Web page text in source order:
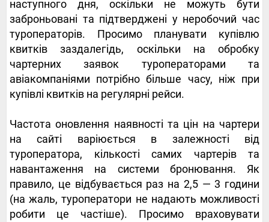
наступного дня, оскільки не можуть бути
заброньовані та підтверджені у неробочий час
туроператорів. Просимо планувати купівлю
квитків заздалегідь, оскільки на обробку
чартерних заявок туроператорами та
авіакомпаніями потрібно більше часу, ніж при
купівлі квитків на регулярні рейси.
Частота оновлення наявності та цін на чартери
на сайті варіюється в залежності від
туроператора, кількості самих чартерів та
навантаження на системи бронювання. Як
правило, це відбувається раз на 2,5 — 3 години
(на жаль, туроператори не надають можливості
робити це частіше). Просимо враховувати